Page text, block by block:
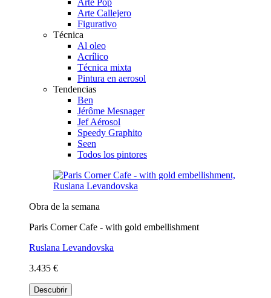
Arte Callejero
Figurativo
Técnica
Al oleo
Acrílico
Técnica mixta
Pintura en aerosol
Tendencias
Ben
Jérôme Mesnager
Jef Aérosol
Speedy Graphito
Seen
Todos los pintores
Obra de la semana
Paris Corner Cafe - with gold embellishment
Ruslana Levandovska
3.435 €
Descubrir